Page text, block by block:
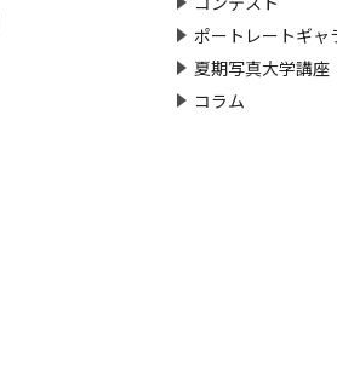
ポートレートギャ
夏期写真大学講座
コラム